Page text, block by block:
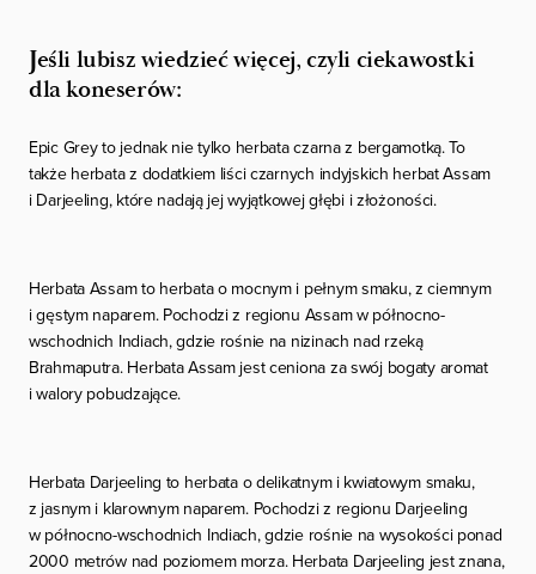
Jeśli lubisz wiedzieć więcej, czyli ciekawostki
dla koneserów:
Epic Greyto jednak nie tylko herbata czarna z bergamotką. To
także herbata z dodatkiem liści czarnych indyjskich herbat Assam
i Darjeeling, które nadają jej wyjątkowej głębi i złożoności.
Herbata Assam to herbata o mocnym i pełnym smaku, z ciemnym
i gęstym naparem. Pochodzi z regionu Assam w północno-
wschodnich Indiach, gdzie rośnie na nizinach nad rzeką
Brahmaputra. Herbata Assam jest ceniona za swój bogaty aromat
i walory pobudzające.
Herbata Darjeeling to herbata o delikatnym i kwiatowym smaku,
z jasnym i klarownym naparem. Pochodzi z regionu Darjeeling
w północno-wschodnich Indiach, gdzie rośnie na wysokości ponad
2000 metrów nad poziomem morza. Herbata Darjeeling jest znana,